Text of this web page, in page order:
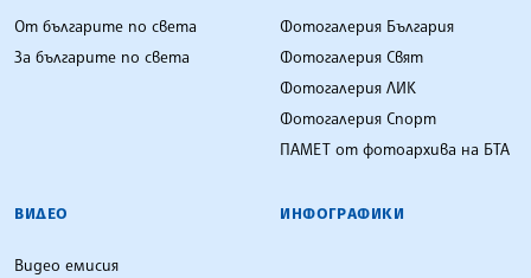
От българите по света
За българите по света
Фотогалерия България
Фотогалерия Свят
Фотогалерия ЛИК
Фотогалерия Спорт
ПАМЕТ от фотоархива на БТА
ВИДЕО
Видео емисия
ИНФОГРАФИКИ